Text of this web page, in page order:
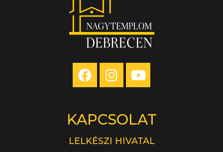
KAPCSOLAT
LELKÉSZI HIVATAL